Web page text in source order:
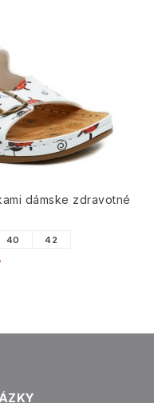
dámske zdravotné
40 42